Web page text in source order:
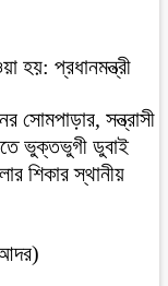
হয়: প্রধানমন্ত্রী
সোমপাড়ার, সন্ত্রাসী
ভুক্তভুগী ডুবাই
শিকার স্থানীয়